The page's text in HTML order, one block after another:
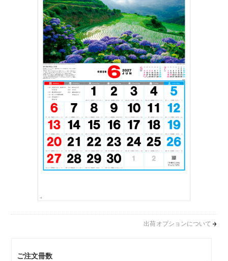
出荷オプションについて
ご注文冊数